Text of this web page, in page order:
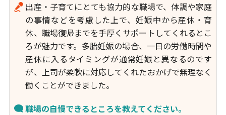
出産・子育てにとても協力的な職場で、体調や家庭
の事情などを考慮した上で、妊娠中から産休・育
休、職場復帰までを手厚くサポートしてくれるとこ
ろが魅力です。多胎妊娠の場合、一日の労働時間や
産休に入るタイミングが通常妊娠と異なるのです
が、上司が柔軟に対応してくれたおかげで無理なく
働くことができました。
職場の自慢できるところを教えてください。